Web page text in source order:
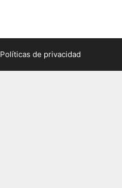
Políticas de privacidad